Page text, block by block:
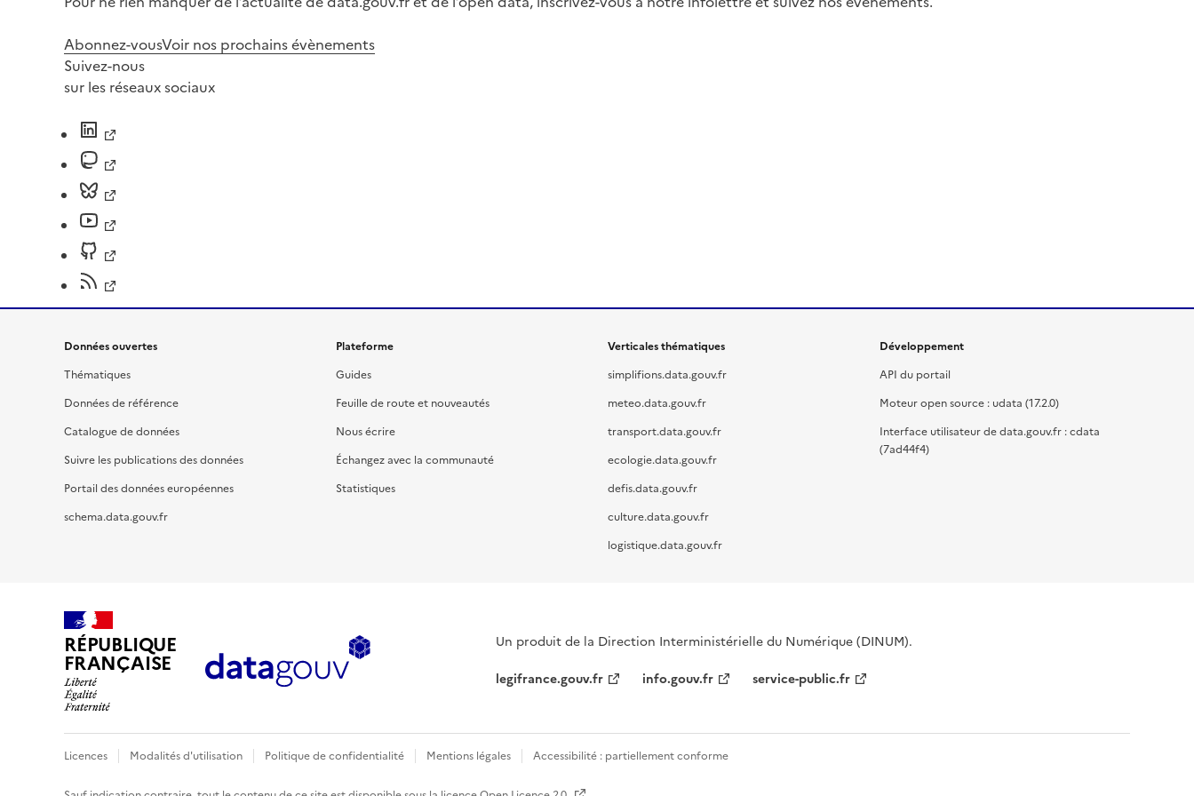
Abonnez-vousVoir nos prochains évènements
Suivez-nous
sur les réseaux sociaux
Données ouvertes
Thématiques
Données de référence
Catalogue de données
Suivre les publications des données
Portail des données européennes
schema.data.gouv.fr
Plateforme
Guides
Feuille de route et nouveautés
Nous écrire
Échangez avec la communauté
Statistiques
Verticales thématiques
simplifions.data.gouv.fr
meteo.data.gouv.fr
transport.data.gouv.fr
ecologie.data.gouv.fr
defis.data.gouv.fr
culture.data.gouv.fr
logistique.data.gouv.fr
Développement
API du portail
Moteur open source : udata (17.2.0)
Interface utilisateur de data.gouv.fr : cdata
(7ad44f4)
RÉPUBLIQUE
FRANÇAISE
Un produit de la Direction Interministérielle du Numérique (DINUM).
legifrance.gouv.fr
info.gouv.fr service-public.fr
Licences Modalités d'utilisation Politique de confidentialité Mentions légales Accessibilité : partiellement conforme